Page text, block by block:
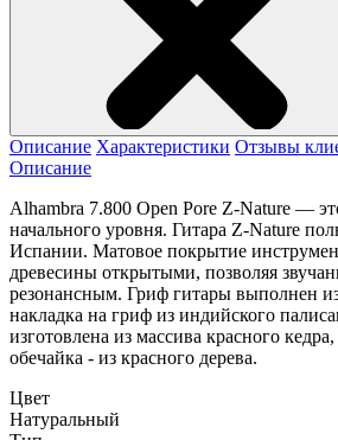
Описание Характеристики Отзывы
Описание
Alhambra 7.800 Open Pore Z-Nature —
начального уровня. Гитара Z-Nature
Испании. Матовое покрытие
древесины открытыми, позволяя
резонансным. Гриф гитары выполнен из
накладка на гриф из индийского
изготовлена из массива красного кедра,
обечайка - из красного дерева.
Цвет
Натуральный